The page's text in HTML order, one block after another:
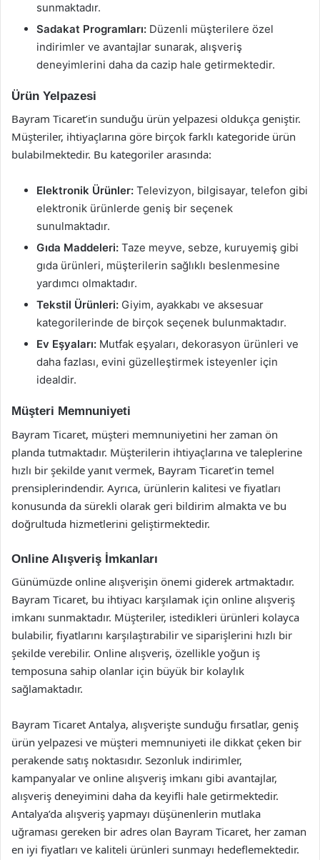
sunmaktadır.
Sadakat Programları: Düzenli müşterilere özel
indirimler ve avantajlar sunarak, alışveriş
deneyimlerini daha da cazip hale getirmektedir.
Ürün Yelpazesi
Bayram Ticaret’in sunduğu ürün yelpazesi oldukça geniştir.
Müşteriler, ihtiyaçlarına göre birçok farklı kategoride ürün
bulabilmektedir. Bu kategoriler arasında:
Elektronik Ürünler: Televizyon, bilgisayar, telefon gibi
elektronik ürünlerde geniş bir seçenek
sunulmaktadır.
Gıda Maddeleri: Taze meyve, sebze, kuruyemiş gibi
gıda ürünleri, müşterilerin sağlıklı beslenmesine
yardımcı olmaktadır.
Tekstil Ürünleri: Giyim, ayakkabı ve aksesuar
kategorilerinde de birçok seçenek bulunmaktadır.
Ev Eşyaları: Mutfak eşyaları, dekorasyon ürünleri ve
daha fazlası, evini güzelleştirmek isteyenler için
idealdir.
Müşteri Memnuniyeti
Bayram Ticaret, müşteri memnuniyetini her zaman ön
planda tutmaktadır. Müşterilerin ihtiyaçlarına ve taleplerine
hızlı bir şekilde yanıt vermek, Bayram Ticaret’in temel
prensiplerindendir. Ayrıca, ürünlerin kalitesi ve fiyatları
konusunda da sürekli olarak geri bildirim almakta ve bu
doğrultuda hizmetlerini geliştirmektedir.
Online Alışveriş İmkanları
Günümüzde online alışverişin önemi giderek artmaktadır.
Bayram Ticaret, bu ihtiyacı karşılamak için online alışveriş
imkanı sunmaktadır. Müşteriler, istedikleri ürünleri kolayca
bulabilir, fiyatlarını karşılaştırabilir ve siparişlerini hızlı bir
şekilde verebilir. Online alışveriş, özellikle yoğun iş
temposuna sahip olanlar için büyük bir kolaylık
sağlamaktadır.
Bayram Ticaret Antalya, alışverişte sunduğu fırsatlar, geniş
ürün yelpazesi ve müşteri memnuniyeti ile dikkat çeken bir
perakende satış noktasıdır. Sezonluk indirimler,
kampanyalar ve online alışveriş imkanı gibi avantajlar,
alışveriş deneyimini daha da keyifli hale getirmektedir.
Antalya’da alışveriş yapmayı düşünenlerin mutlaka
uğraması gereken bir adres olan Bayram Ticaret, her zaman
en iyi fiyatları ve kaliteli ürünleri sunmayı hedeflemektedir.